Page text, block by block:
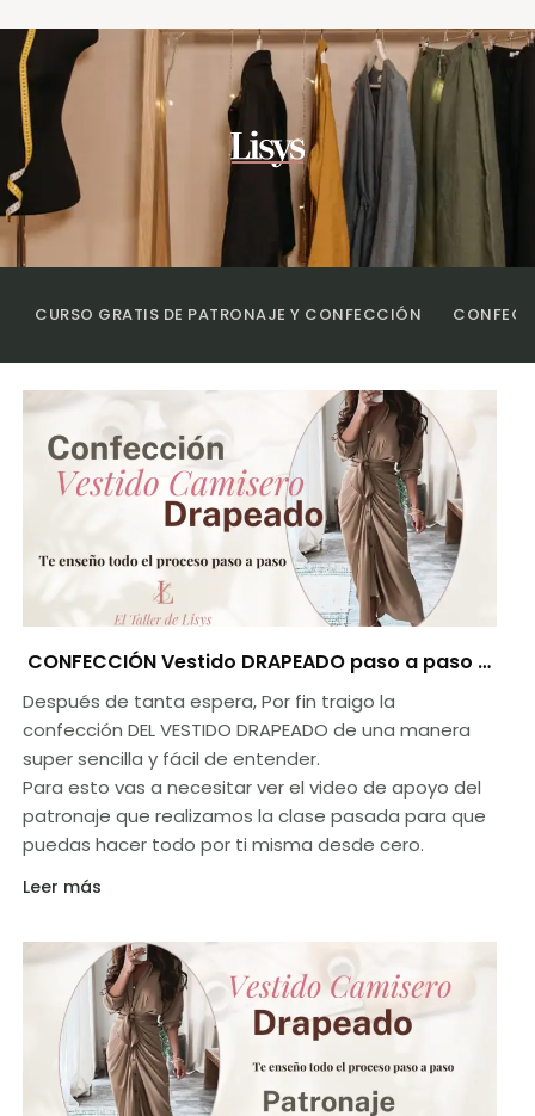
CURSO GRATIS DE PATRONAJE Y CONFECCIÓN
CONFECCIÓN Vestido DRAPEADO paso a paso el
regalo aquí 1 video del patronaje)
Después de tanta espera, Por fin traigo la
confección DEL VESTIDO DRAPEADO de una manera
super sencilla y fácil de entender.
Para esto vas a necesitar ver el video de apoyo del
patronaje que realizamos la clase pasada para que
puedas hacer todo por ti misma desde cero.
Leer más